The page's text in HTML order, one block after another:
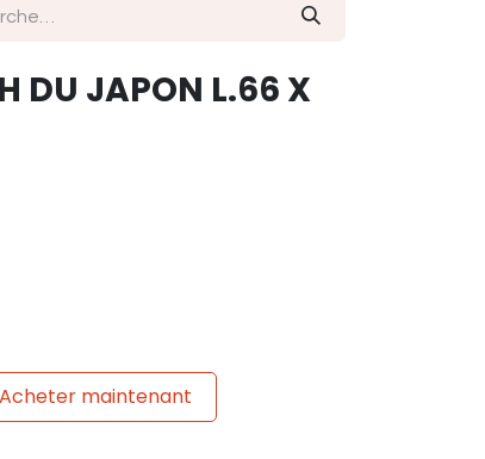
DU JAPON L.66 X
Acheter maintenant